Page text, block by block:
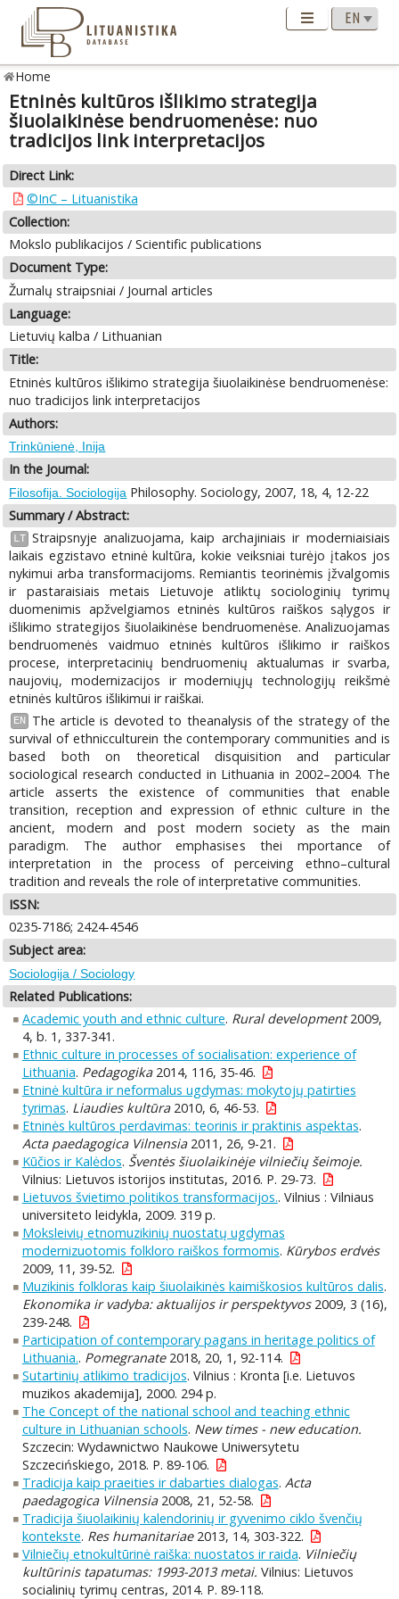
Home
Etninės kultūros išlikimo strategija
šiuolaikinėse bendruomenėse: nuo
tradicijos link interpretacijos
Direct Link:
©InC – Lituanistika
Collection:
Mokslo publikacijos / Scientific publications
Document Type:
Žurnalų straipsniai / Journal articles
Language:
Lietuvių kalba / Lithuanian
Title:
Etninės kultūros išlikimo strategija šiuolaikinėse bendruomenėse:
nuo tradicijos link interpretacijos
Authors:
Trinkūnienė, Inija
In the Journal:
Filosofija. Sociologija Philosophy. Sociology, 2007, 18, 4, 12-22
Summary / Abstract:
LT Straipsnyje analizuojama, kaip archajiniais ir moderniaisiais
laikais egzistavo etninė kultūra, kokie veiksniai turėjo įtakos jos
nykimui arba transformacijoms. Remiantis teorinėmis įžvalgomis
ir pastaraisiais metais Lietuvoje atliktų sociologinių tyrimų
duomenimis apžvelgiamos etninės kultūros raiškos sąlygos ir
išlikimo strategijos šiuolaikinėse bendruomenėse. Analizuojamas
bendruomenės vaidmuo etninės kultūros išlikimo ir raiškos
procese, interpretacinių bendruomenių aktualumas ir svarba,
naujovių, modernizacijos ir moderniųjų technologijų reikšmė
etninės kultūros išlikimui ir raiškai.
EN
The article is devoted to theanalysis of the strategy of the
survival of ethnicculturein the contemporary communities and is
based both on theoretical disquisition and particular
sociological research conducted in Lithuania in 2002–2004. The
article asserts the existence of communities that enable
transition, reception and expression of ethnic culture in the
ancient, modern and post modern society as the main
paradigm. The author emphasises thei mportance of
interpretation in the process of perceiving ethno–cultural
tradition and reveals the role of interpretative communities.
ISSN:
0235-7186; 2424-4546
Subject area:
Sociologija / Sociology
Related Publications:
Academic youth and ethnic culture. Rural development2009,
4, b. 1, 337-341.
Ethnic culture in processes of socialisation: experience of
Lithuania. Pedagogika2014, 116, 35-46.
Etninė kultūra ir neformalus ugdymas: mokytojų patirties
tyrimas. Liaudies kultūra2010, 6, 46-53.
Etninės kultūros perdavimas: teorinis ir praktinis aspektas.
Acta paedagogica Vilnensia2011, 26, 9-21.
Kūčios ir Kalėdos. Šventės šiuolaikinėje vilniečių šeimoje.
Vilnius: Lietuvos istorijos institutas, 2016. P. 29-73.
Lietuvos švietimo politikos transformacijos.. Vilnius : Vilniaus
universiteto leidykla, 2009. 319 p.
Moksleivių etnomuzikinių nuostatų ugdymas
modernizuotomis folkloro raiškos formomis. Kūrybos erdvės
2009, 11, 39-52.
Muzikinis folkloras kaip šiuolaikinės kaimiškosios kultūros dalis.
Ekonomika ir vadyba: aktualijos ir perspektyvos2009, 3 (16),
239-248.
Participation of contemporary pagans in heritage politics of
Lithuania.. Pomegranate2018, 20, 1, 92-114.
Sutartinių atlikimo tradicijos. Vilnius : Kronta [i.e. Lietuvos
muzikos akademija], 2000. 294 p.
The Concept of the national school and teaching ethnic
culture in Lithuanian schools. New times - new education.
Szczecin: Wydawnictwo Naukowe Uniwersytetu
Szczecińskiego, 2018. P. 89-106.
Tradicija kaip praeities ir dabarties dialogas. Acta
paedagogica Vilnensia2008, 21, 52-58.
Tradicija šiuolaikinių kalendorinių ir gyvenimo ciklo švenčių
kontekste. Res humanitariae2013, 14, 303-322.
Vilniečių etnokultūrinė raiška: nuostatos ir raida. Vilniečių
kultūrinis tapatumas: 1993-2013 metai. Vilnius: Lietuvos
socialinių tyrimų centras, 2014. P. 89-118.